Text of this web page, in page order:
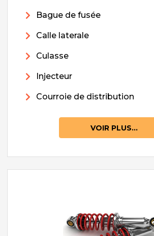
Bague de fusée
Calle laterale
Culasse
Injecteur
Courroie de distribution
VOIR PLUS...